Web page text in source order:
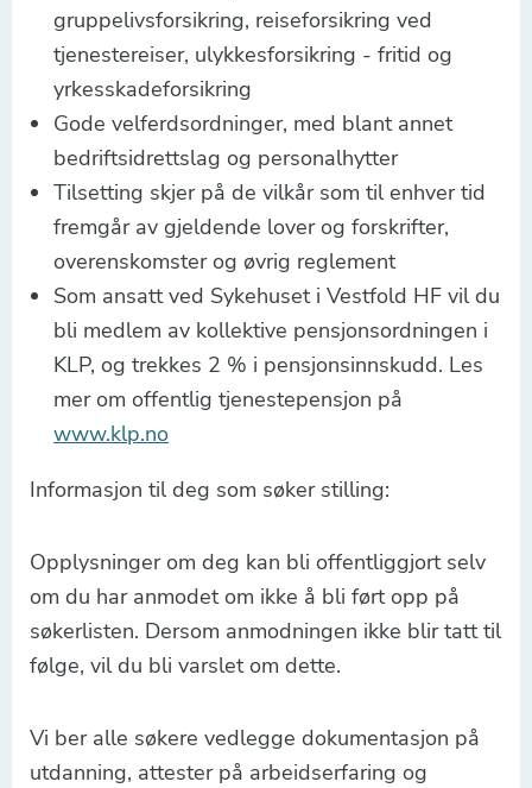
gruppelivsforsikring, reiseforsikring ved
tjenestereiser, ulykkesforsikring - fritid og
yrkesskadeforsikring
Gode velferdsordninger, med blant annet
bedriftsidrettslag og personalhytter
Tilsetting skjer på de vilkår som til enhver tid
fremgår av gjeldende lover og forskrifter,
overenskomster og øvrig reglement
Som ansatt ved Sykehuset i Vestfold HF vil du
bli medlem av kollektive pensjonsordningen i
KLP, og trekkes 2 % i pensjonsinnskudd. Les
mer om offentlig tjenestepensjon på
www.klp.no
Informasjon til deg som søker stilling:
Opplysninger om deg kan bli offentliggjort selv
om du har anmodet om ikke å bli ført opp på
søkerlisten. Dersom anmodningen ikke blir tatt til
følge, vil du bli varslet om dette.
Vi ber alle søkere vedlegge dokumentasjon på
utdanning, attester på arbeidserfaring og